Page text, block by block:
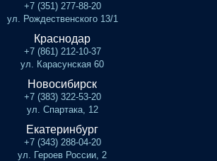
+7 (351) 277-88-20
ул. Рождественского 13/1
Краснодар
+7 (861) 212-10-37
ул. Карасунская 60
Новосибирск
+7 (383) 322-53-20
ул. Спартака, 12
Екатеринбург
+7 (343) 288-04-20
ул. Героев России, 2